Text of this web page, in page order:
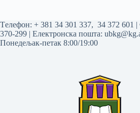
Tелефон: + 381 34 301 337, 34 372 601 |
370-299 | Електронска пошта:
Понедељак-петак 8:00/19:00